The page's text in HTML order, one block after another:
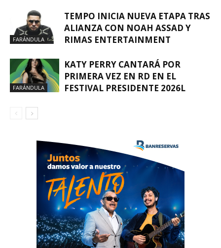
FARÁNDULA
TEMPO INICIA NUEVA ETAPA TRAS
ALIANZA CON NOAH ASSAD Y
RIMAS ENTERTAINMENT
FARÁNDULA
KATY PERRY CANTARÁ POR
PRIMERA VEZ EN RD EN EL
FESTIVAL PRESIDENTE 2026L